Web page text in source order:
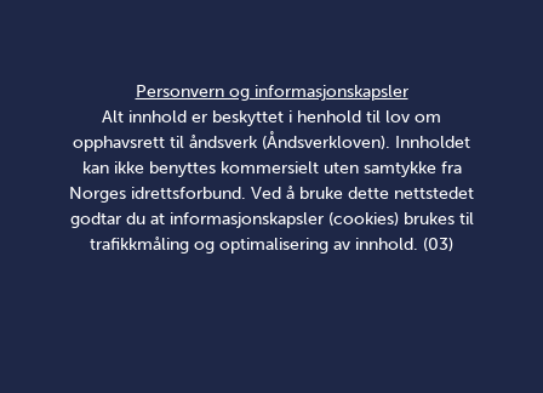
Personvern og informasjonskapsler
Alt innhold er beskyttet i henhold til lov om
opphavsrett til åndsverk (Åndsverkloven). Innholdet
kan ikke benyttes kommersielt uten samtykke fra
Norges idrettsforbund. Ved å bruke dette nettstedet
godtar du at informasjonskapsler (cookies) brukes til
trafikkmåling og optimalisering av innhold. (03)